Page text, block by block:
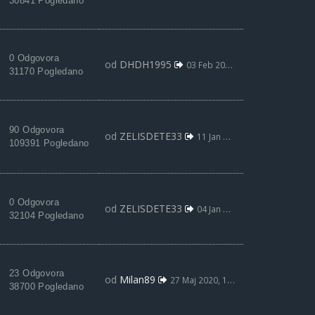
0 Odgovora
31170 Pogledano
od DHDH1995 03 Feb 2021, 19:19
90 Odgovora
109391 Pogledano
od ZELISDETE33 11 Jan 2021, 15:48
0 Odgovora
32104 Pogledano
od ZELISDETE33 04 Jan 2021, 20:55
23 Odgovora
38700 Pogledano
od Milan89 27 Maj 2020, 12:05